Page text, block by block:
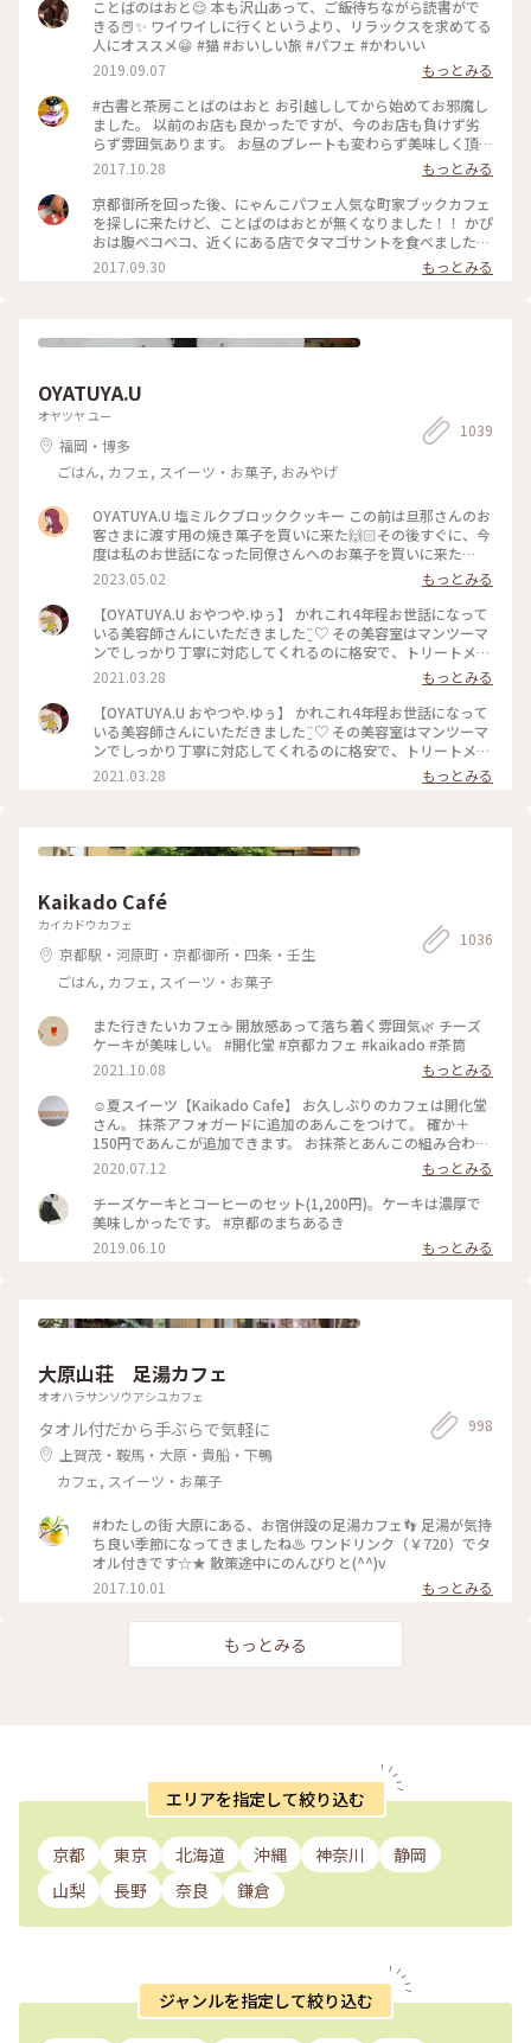
ことばのはおと😌 本も沢山あって、ご飯待ちながら読書がで
きる📕✨ ワイワイしに行くというより、リラックスを求めてる
人にオススメ😁 #猫 #おいしい旅 #パフェ #かわいい
2019.09.07
もっとみる
#古書と茶房ことばのはおと お引越ししてから始めてお邪魔し
ました。 以前のお店も良かったですが、今のお店も負けず劣
らず雰囲気あります。 お昼のプレートも変わらず美味しく頂
き、例のにゃんこパフェも😍 この度は帰り際にオーナーさん
と少しお話しできてよかったです。 で、いつもなのですが、お
店を出るときはわざわざご夫婦で三和土まで出てきてお見送り
してくれます。 また行っちゃうじゃない☺️ あ、ちなみに引っ
越してます。 新しい場所は 京都市上京区天神北町12-1
2017.10.28
もっとみる
京都御所を回った後、にゃんこパフェ人気な町家ブックカフェ
を探しに来たけど、ことばのはおとが無くなりました！！ かぴ
おは腹ベコベコ、近くにある店でタマゴサントを食べました！
たまたま入ったが、今流行りのタマゴタントが美味しかった！
カフェ⭐️スターと言う店なんだ！
2017.09.30 もっとみる
OYATUYA.U
オヤツヤ ユー
福岡・博多
ごはん, カフェ, スイーツ・お菓子, おみやげ
1039
OYATUYA.U 塩ミルクブロッククッキー この前は旦那さんのお
客さまに渡す用の焼き菓子を買いに来た🙌🏻その後すぐに、今
度は私のお世話になった同僚さんへのお菓子を買いに来た🙌🏻
🙌🏻 大切な人に何かかわいいお菓子渡したいな〜と思ったら
ユーさんのお菓子が我が家では選ばれる☺️ #福岡#桜坂#ガトー
ショコラ#洋菓子#福岡土産#お土産
2023.05.02
もっとみる
【OYATUYA.U おやつや.ゆぅ】 かれこれ4年程お世話になって
いる美容師さんにいただきました¨̮♡︎ その美容室はマンツーマ
ンでしっかり丁寧に対応してくれるのに格安で、トリートメン
トとか押し付けたりしない、とても居心地のいいお店です。 そ
んな素敵な美容師なので、私がおいしいと思うおやつを何度か
差し入れをしていました。 そのお礼と言うことで準備してく
れていました。 このガトーショコラは濃厚でねっとりした食
感、ひとくち食べただけで目と鼻の穴が大きくなってしまうぐ
らいおいしくて大満足なのですが、もちろんひとくちでは終わ
りません( ˙༥˙ )✨ こんなおいしいものをいただけて 私は幸せで
2021.03.28
もっとみる
【OYATUYA.U おやつや.ゆぅ】 かれこれ4年程お世話になって
いる美容師さんにいただきました¨̮♡︎ その美容室はマンツーマ
ンでしっかり丁寧に対応してくれるのに格安で、トリートメン
トとか押し付けたりしない、とても居心地のいいお店です。 そ
んな素敵な美容師なので、私がおいしいと思うおやつを何度か
感、ひとくち食べただけで目と鼻の穴が大きくなってしまうぐ
す( ¯ ¨̯ ¯̥̥ ) 開店前から行列が出来るのも頷けます。 ことりっぷ
にも早いうちに投稿しなくちゃと思っていたお店です。
2021.03.28 もっとみる
Kaikado Café
カイカドウカフェ
京都駅・河原町・京都御所・四条・壬生
ごはん, カフェ, スイーツ・お菓子
1036
また行きたいカフェ☕️ 開放感あって落ち着く雰囲気🌿 チーズ
ケーキが美味しい。 #開化堂 #京都カフェ #kaikado #茶筒
2021.10.08
もっとみる
☺︎夏スイーツ【Kaikado Cafe】 お久しぶりのカフェは開化堂
さん。 抹茶アフォガードに追加のあんこをつけて。 確か＋
150円であんこが追加できます。 お抹茶とあんこの組み合わせ
は大好きなので迷わず追加…♪ちなみにあんこは、大好きな中
村製餡所さんのもの。きっと最中の皮も。以前 #中村製餡所 さ
んご紹介していますので良かったら☺︎ そして暑いので、水出
し茶をチョイス。 振って自分の好きな濃さにして頂きます。
お茶はおかわりも頂けるんですよ◎ ☺︎ 現在は、満席だとテイ
クアウトのみになるそうです。席の予約はできませんが、電話
になり、ばたばたと毎日を過ごしています。なかなか投稿が追
りペースになりますが、これからもよろしくお願いします☺︎
2020.07.12
もっとみる
チーズケーキとコーヒーのセット(1,200円)。ケーキは濃厚で
美味しかったです。 #京都のまちあるき
2019.06.10
もっとみる
大原山荘 足湯カフェ
オオハラサンソウアシユカフェ
タオル付だから手ぶらで気軽に
上賀茂・鞍馬・大原・貴船・下鴨
カフェ, スイーツ・お菓子
998
#わたしの街 大原にある、お宿併設の足湯カフェ👣 足湯が気持
ち良い季節になってきましたね♨ ワンドリンク（￥720）でタ
オル付きです☆★ 散策途中にのんびりと(^^)v
2017.10.01
もっとみる
もっとみる
エリアを指定して絞り込む
京都 東京 北海道 沖縄 神奈川
静岡
山梨
長野 奈良 鎌倉
ジャンルを指定して絞り込む